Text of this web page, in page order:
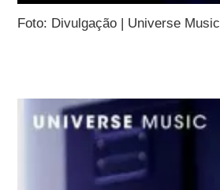
Foto: Divulgação | Universe Music